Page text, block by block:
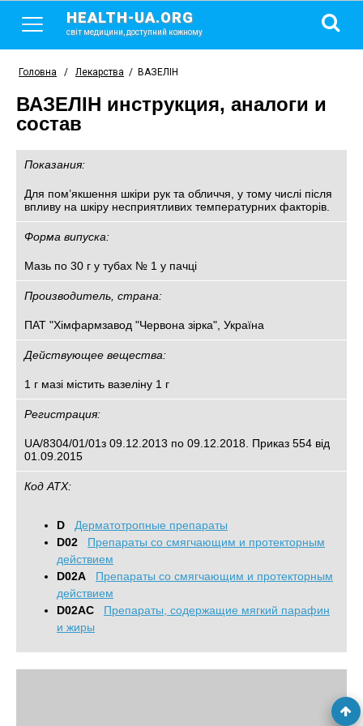
HEALTH-UA.ORG
світ медицини, доступний кожному
Головна / Лекарства / ВАЗЕЛІН
ВАЗЕЛІН инструкция, аналоги и
состав
Показания:
Для пом’якшення шкіри рук та обличчя, у тому числі після
впливу на шкіру несприятливих температурних факторів.
Форма випуска:
Мазь по 30 г у тубах № 1 у пачці
Производитель, страна:
ПАТ "Хімфармзавод "Червона зірка", Україна
Действующее вещества:
1 г мазі містить вазеліну 1 г
Регистрация:
UA/8304/01/01з 09.12.2013 по 09.12.2018. Приказ 554 від
01.09.2015
Код АТХ:
D
Дерматотропные препараты
D02
Препараты со смягчающим и протекторным
действием
D02A
Препараты со смягчающим и протекторным
действием
D02AC
Препараты, содержащие мягкий парафин
и жиры